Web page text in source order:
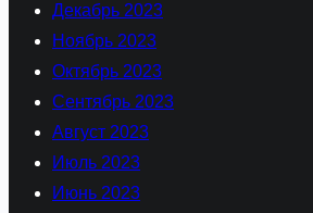
Декабрь 2023
Ноябрь 2023
Октябрь 2023
Сентябрь 2023
Август 2023
Июль 2023
Июнь 2023